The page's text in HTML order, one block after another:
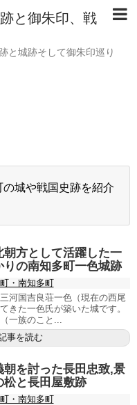
と御朱印、戦
と城跡そして御朱印巡り
城や戦国史跡を紹介
朝方として活躍した一
の南知多町一色城跡
・南知多町
河国吉良荘一色（現在の西尾
きた一色氏が築いた城です。
一族のこと...
事を読む
朝を討った長田忠致,景
松と長田屋敷跡
・南知多町